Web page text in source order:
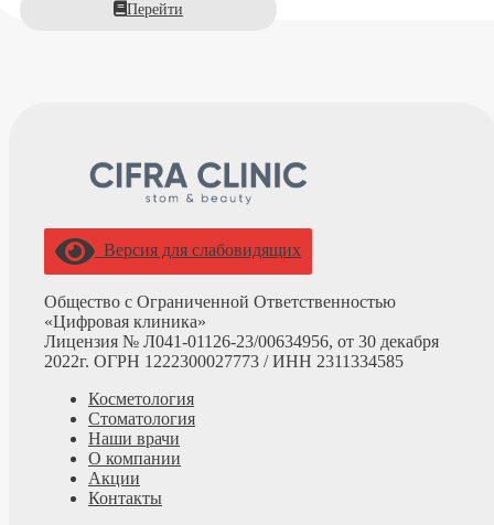
Перейти
Версия для слабовидящих
Общество с Ограниченной Ответственностью
«Цифровая клиника»
Лицензия № Л041-01126-23/00634956, от 30 декабря
2022г. ОГРН 1222300027773 / ИНН 2311334585
Косметология
Стоматология
Наши врачи
О компании
Акции
Контакты